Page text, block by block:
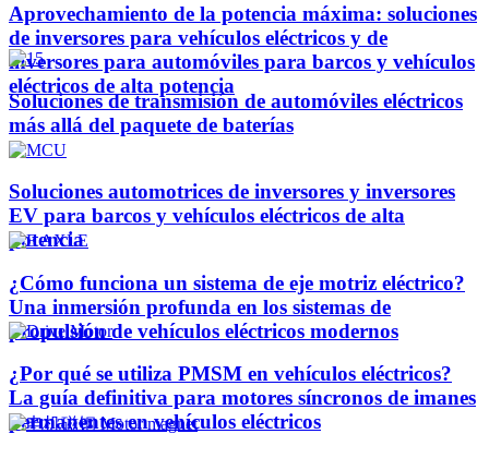
Aprovechamiento de la potencia máxima: soluciones
de inversores para vehículos eléctricos y de
inversores para automóviles para barcos y vehículos
eléctricos de alta potencia
Soluciones de transmisión de automóviles eléctricos
más allá del paquete de baterías
Soluciones automotrices de inversores y inversores
EV para barcos y vehículos eléctricos de alta
potencia
¿Cómo funciona un sistema de eje motriz eléctrico?
Una inmersión profunda en los sistemas de
propulsión de vehículos eléctricos modernos
¿Por qué se utiliza PMSM en vehículos eléctricos?
La guía definitiva para motores síncronos de imanes
permanentes en vehículos eléctricos